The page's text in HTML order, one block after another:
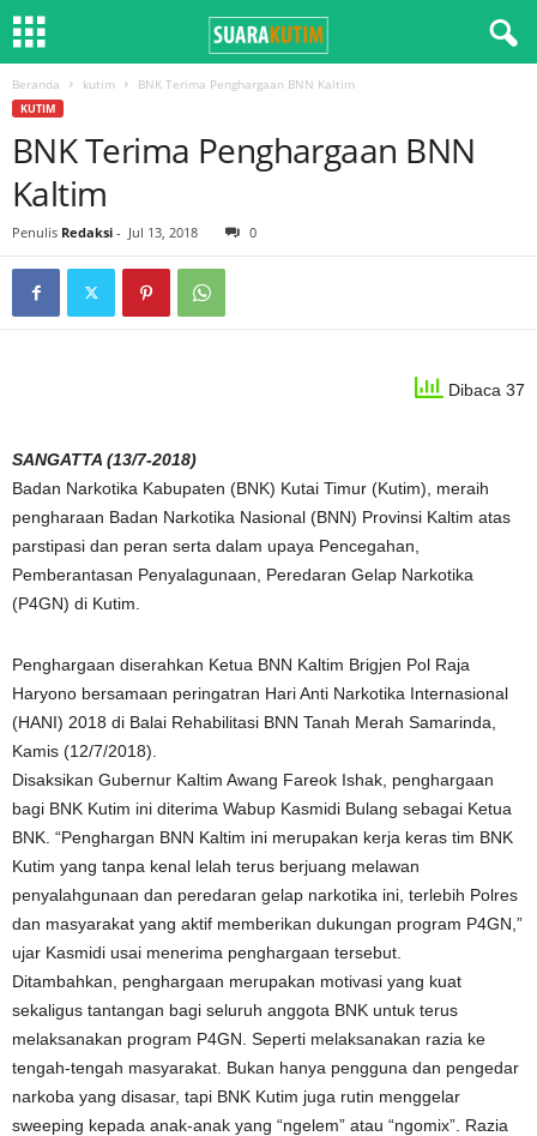
Beranda kutim BNK Terima Penghargaan BNN Kaltim
KUTIM
BNK Terima Penghargaan BNN
Kaltim
Penulis Redaksi - Jul 13, 2018 0
Dibaca 37
SANGATTA (13/7-2018)
Badan Narkotika Kabupaten (BNK) Kutai Timur (Kutim), meraih
pengharaan Badan Narkotika Nasional (BNN) Provinsi Kaltim atas
parstipasi dan peran serta dalam upaya Pencegahan,
Pemberantasan Penyalagunaan, Peredaran Gelap Narkotika
(P4GN) di Kutim.
Penghargaan diserahkan Ketua BNN Kaltim Brigjen Pol Raja
Haryono bersamaan peringatran Hari Anti Narkotika Internasional
(HANI) 2018 di Balai Rehabilitasi BNN Tanah Merah Samarinda,
Kamis (12/7/2018).
Disaksikan Gubernur Kaltim Awang Fareok Ishak, penghargaan
bagi BNK Kutim ini diterima Wabup Kasmidi Bulang sebagai Ketua
BNK. “Penghargan BNN Kaltim ini merupakan kerja keras tim BNK
Kutim yang tanpa kenal lelah terus berjuang melawan
penyalahgunaan dan peredaran gelap narkotika ini, terlebih Polres
dan masyarakat yang aktif memberikan dukungan program P4GN,”
ujar Kasmidi usai menerima penghargaan tersebut.
Ditambahkan, penghargaan merupakan motivasi yang kuat
sekaligus tantangan bagi seluruh anggota BNK untuk terus
melaksanakan program P4GN. Seperti melaksanakan razia ke
tengah-tengah masyarakat. Bukan hanya pengguna dan pengedar
narkoba yang disasar, tapi BNK Kutim juga rutin menggelar
sweeping kepada anak-anak yang “ngelem” atau “ngomix”. Razia